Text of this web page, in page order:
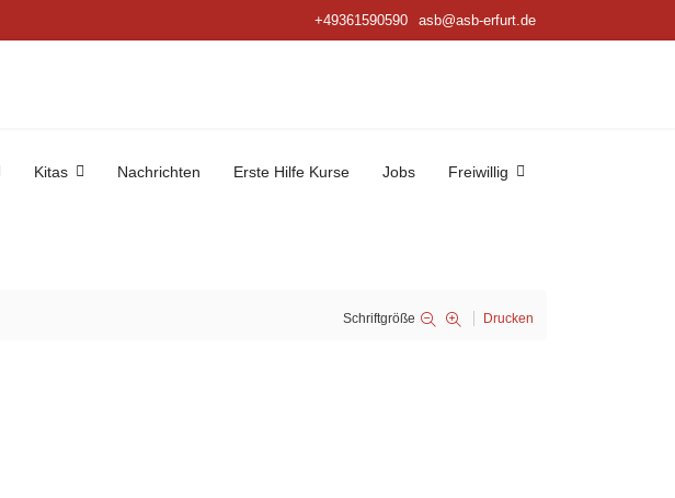
+49361590590 asb@asb-erfurt.de
Kitas Nachrichten Erste Hilfe Kurse Jobs Freiwillig
Schriftgröße Drucken